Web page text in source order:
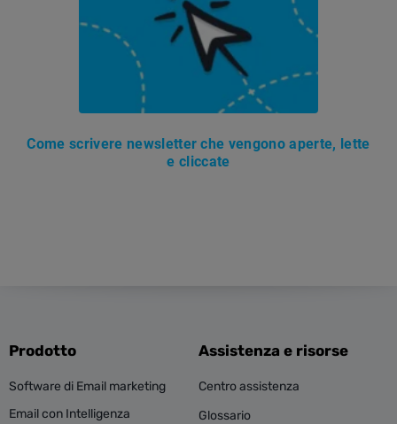
Come scrivere newsletter che vengono aperte, lette
e cliccate
Prodotto
Software di Email marketing
Email con Intelligenza
Assistenza e risorse
Centro assistenza
Glossario